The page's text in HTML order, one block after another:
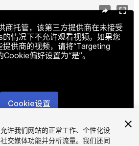
商托管，该第三方提供商在未接受
情况下不允许观看视频。如果您
供商的视频，请将“Targeting
Cookie偏好设置为“是”。
Cookie设置
1/9
许我们网站的正常工作、个性化设
交媒体功能并分析流量。我们还同